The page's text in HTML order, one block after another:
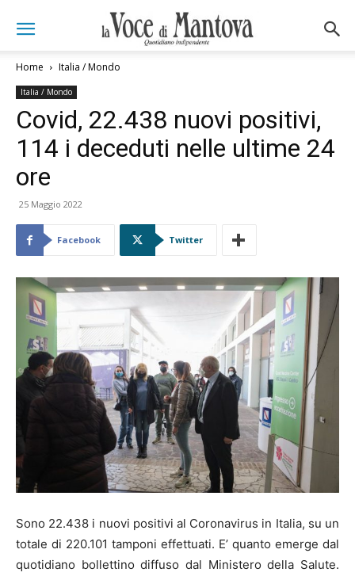
Home Italia / Mondo
Italia / Mondo
Covid, 22.438 nuovi positivi,
114 i deceduti nelle ultime 24
ore
25 Maggio 2022
Facebook Twitter
Sono 22.438 i nuovi positivi al Coronavirus in Italia, su un
totale di 220.101 tamponi effettuati. E’ quanto emerge dal
quotidiano bollettino diffuso dal Ministero della Salute.